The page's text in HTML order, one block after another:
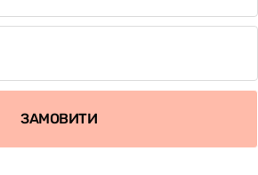
ЗАМОВИТИ